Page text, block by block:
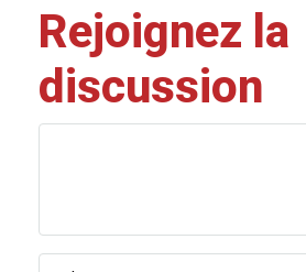
Rejoignez la
discussion